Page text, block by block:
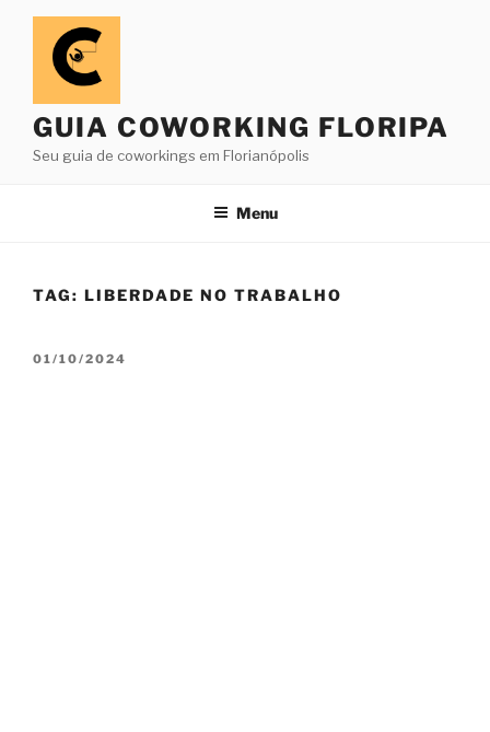
Pular
conteúdo
GUIA COWORKING FLORIPA
Seu guia de coworkings em Florianópolis
Menu
TAG: LIBERDADE NO TRABALHO
PUBLICADO
01/10/2024